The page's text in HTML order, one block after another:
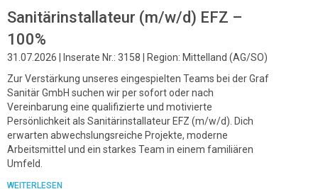
Sanitärinstallateur (m/w/d) EFZ –
100%
31.07.2026 | Inserate Nr.: 3158 | Region: Mittelland (AG/SO)
Zur Verstärkung unseres eingespielten Teams bei der Graf
Sanitär GmbH suchen wir per sofort oder nach
Vereinbarung eine qualifizierte und motivierte
Persönlichkeit als Sanitärinstallateur EFZ (m/w/d). Dich
erwarten abwechslungsreiche Projekte, moderne
Arbeitsmittel und ein starkes Team in einem familiären
Umfeld.
WEITERLESEN